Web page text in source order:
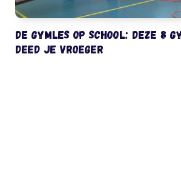
De gymles op school: deze 8
deed je vroeger